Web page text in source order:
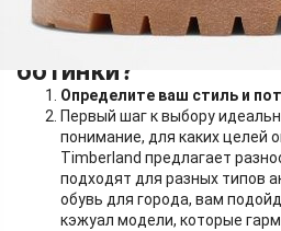
Как выбрать
ботинки?
Определите ваш стиль и
Первый шаг к выбору
понимание, для каких целей
Timberland предлагает
подходят для разных типов
обувь для города, вам
кэжуал модели, которые